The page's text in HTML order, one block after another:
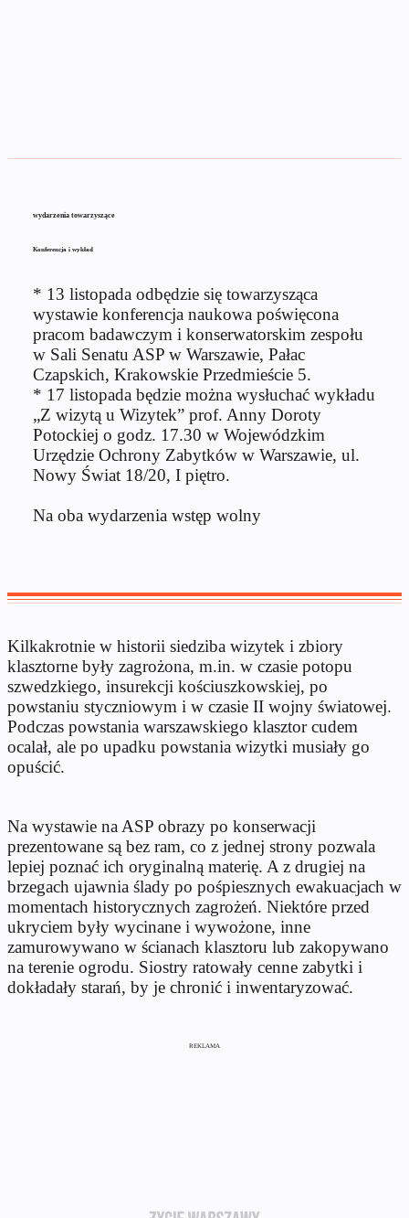
wydarzenia towarzyszące
Konferencja i wykład
* 13 listopada odbędzie się towarzysząca
wystawie konferencja naukowa poświęcona
pracom badawczym i konserwatorskim zespołu
w Sali Senatu ASP w Warszawie, Pałac
Czapskich, Krakowskie Przedmieście 5.
* 17 listopada będzie można wysłuchać wykładu
„Z wizytą u Wizytek” prof. Anny Doroty
Potockiej o godz. 17.30 w Wojewódzkim
Urzędzie Ochrony Zabytków w Warszawie, ul.
Nowy Świat 18/20, I piętro.
Na oba wydarzenia wstęp wolny
Kilkakrotnie w historii siedziba wizytek i zbiory
klasztorne były zagrożona, m.in. w czasie potopu
szwedzkiego, insurekcji kościuszkowskiej, po
powstaniu styczniowym i w czasie II wojny światowej.
Podczas powstania warszawskiego klasztor cudem
ocalał, ale po upadku powstania wizytki musiały go
opuścić.
Na wystawie na ASP obrazy po konserwacji
prezentowane są bez ram, co z jednej strony pozwala
lepiej poznać ich oryginalną materię. A z drugiej na
brzegach ujawnia ślady po pośpiesznych ewakuacjach w
momentach historycznych zagrożeń. Niektóre przed
ukryciem były wycinane i wywożone, inne
zamurowywano w ścianach klasztoru lub zakopywano
na terenie ogrodu. Siostry ratowały cenne zabytki i
dokładały starań, by je chronić i inwentaryzować.
REKLAMA